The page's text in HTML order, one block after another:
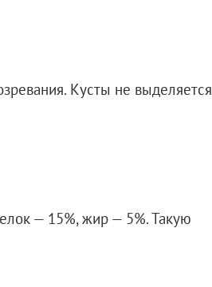
Кусты не выделяется
— 15%, жир — 5%. Такую